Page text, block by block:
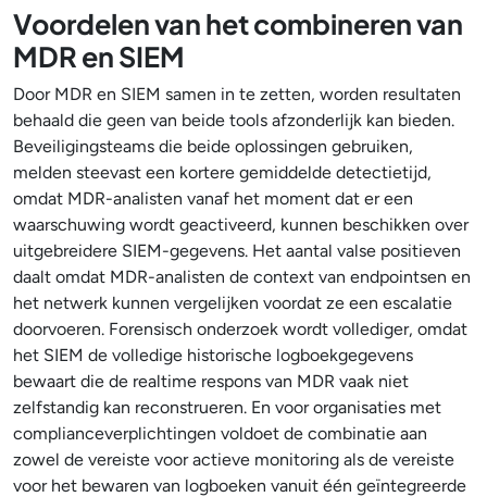
Voordelen van het combineren van
MDR en SIEM
Door MDR en SIEM samen in te zetten, worden resultaten
behaald die geen van beide tools afzonderlijk kan bieden.
Beveiligingsteams die beide oplossingen gebruiken,
melden steevast een kortere gemiddelde detectietijd,
omdat MDR-analisten vanaf het moment dat er een
waarschuwing wordt geactiveerd, kunnen beschikken over
uitgebreidere SIEM-gegevens. Het aantal valse positieven
daalt omdat MDR-analisten de context van endpointsen en
het netwerk kunnen vergelijken voordat ze een escalatie
doorvoeren. Forensisch onderzoek wordt vollediger, omdat
het SIEM de volledige historische logboekgegevens
bewaart die de realtime respons van MDR vaak niet
zelfstandig kan reconstrueren. En voor organisaties met
complianceverplichtingen voldoet de combinatie aan
zowel de vereiste voor actieve monitoring als de vereiste
voor het bewaren van logboeken vanuit één geïntegreerde